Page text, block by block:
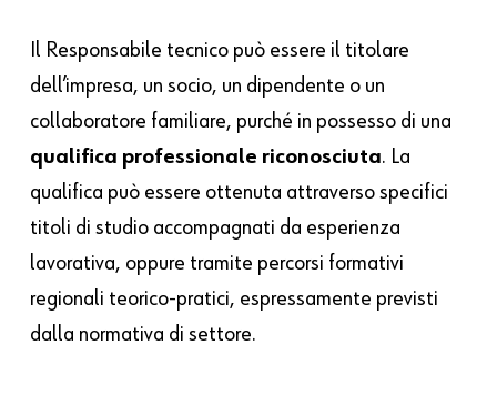
Il Responsabile tecnico può essere il titolare
dell’impresa, un socio, un dipendente o un
collaboratore familiare, purché in possesso di una
qualifica professionale riconosciuta. La
qualifica può essere ottenuta attraverso specifici
titoli di studio accompagnati da esperienza
lavorativa, oppure tramite percorsi formativi
regionali teorico-pratici, espressamente previsti
dalla normativa di settore.